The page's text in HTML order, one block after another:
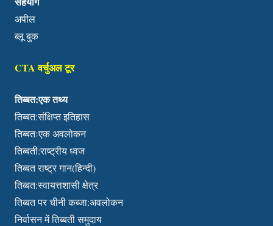
अपील
ब्लू बुक
CTA वर्चुअल टूर
तिब्बत:एक तथ्य
तिब्बत:संक्षिप्त इतिहास
तिब्बतःएक अवलोकन
तिब्बती:राष्ट्रीय ध्वज
तिब्बत राष्ट्र गान(हिन्दी)
तिब्बत:स्वायत्तशासी क्षेत्र
तिब्बत पर चीनी कब्जा:अवलोकन
निर्वासन में तिब्बती समुदाय